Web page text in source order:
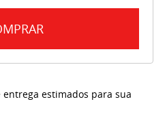
estimados para sua